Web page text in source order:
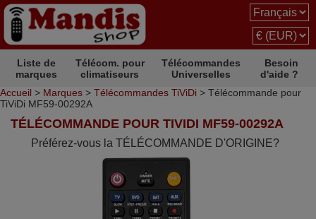
Liste de
marques
Télécom. pour
climatiseurs
Télécommandes
Universelles
Besoin
d'aide ?
Accueil > Marques > Télécommandes TiViDi > Télécommande pour
TiViDi MF59-00292A
TÉLÉCOMMANDE POUR TIVIDI MF59-00292A
Préférez-vous la TÉLÉCOMMANDE D'ORIGINE?